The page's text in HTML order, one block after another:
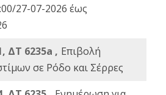
27-07-2026 έως
ΔΤ 6235a , Eπιβολή
σε Ρόδο και Σέρρες